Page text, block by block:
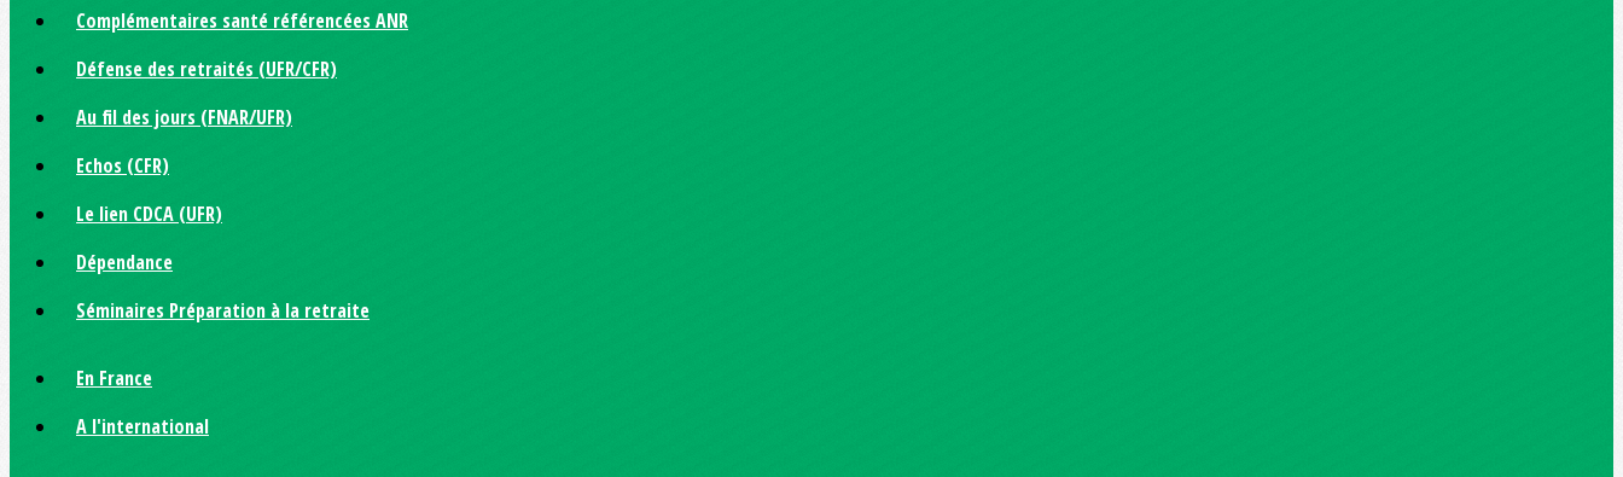
Complémentaires santé référencées ANR
Défense des retraités (UFR/CFR)
Au fil des jours (FNAR/UFR)
Echos (CFR)
Le lien CDCA (UFR)
Dépendance
Séminaires Préparation à la retraite
En France
A l'international